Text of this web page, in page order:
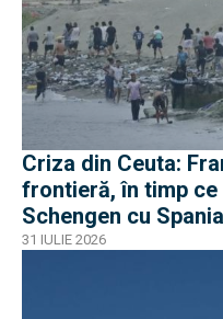
Criza din Ceuta:
frontieră, în timp
Schengen cu Spania
31 IULIE 2026